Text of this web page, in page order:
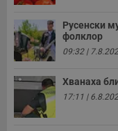
Русенски
фолклор
09:32 |
Хванаха
17:11 |